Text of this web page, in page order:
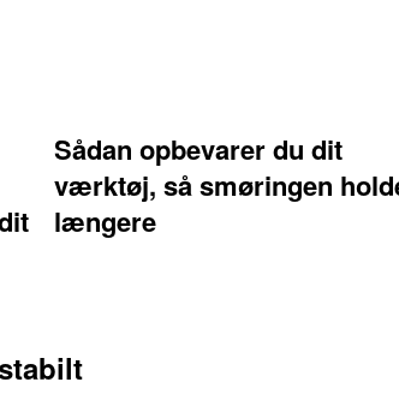
Sådan opbevarer du dit
værktøj, så smøringen
længere